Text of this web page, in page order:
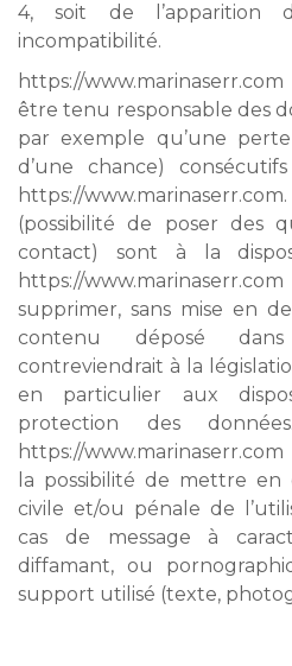
4, soit de l’apparition
incompatibilité.
https://
être tenu responsable des
par exemple qu’une
d’une chance)
https://
(possibilité de poser des
contact) sont à la
https://
supprimer, sans mise en
contenu déposé
contreviendrait à la
en particulier aux
protection des
https://
la possibilité de mettre en
civile et/ou pénale de
cas de message à
diffamant, ou
support utilisé (texte,